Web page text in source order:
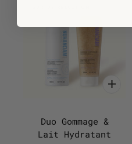
Duo Gommage &
Lait Hydratant